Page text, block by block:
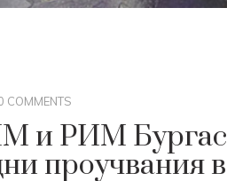
COMMENTS
и РИМ Бургас
проучвания в